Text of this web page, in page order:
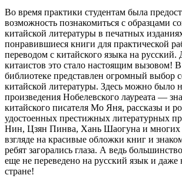
Во время практики студентам была
возможность познакомиться с образцами
китайской литературы в печатных
понравившиеся книги для практической
переводом с китайского языка на
китаистов это стало настоящим вызовом!
библиотеке представлен огромный выбор
китайской литературы. Здесь можно было
произведения Нобелевского лауреата —
китайского писателя Мо Яня, рассказы и
удостоенных престижных литературных
Нин, Цзян Пинва, Хань Шаогуна и многих
взгляде на красивые обложки книг и
ребят загорались глаза. А ведь
еще не переведено на русский язык и даже
стране!